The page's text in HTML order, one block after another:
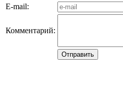
E-mail:
Комментарий: